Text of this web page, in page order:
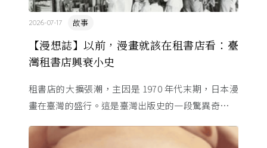
【漫想誌】以前，漫畫就該在租書店看：臺
灣租書店興衰小史
故事
2026-07-17
租書店的大擴張潮，主因是 1970 年代末期，日本漫
畫在臺灣的盛行。這是臺灣出版史的一段驚異奇航。
的協定保護 ...